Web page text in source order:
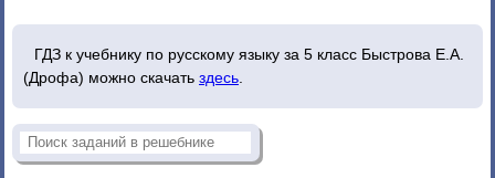
ГДЗ к учебнику по русскому языку за 5 класс Быстрова Е.А.
(Дрофа) можно скачать здесь.